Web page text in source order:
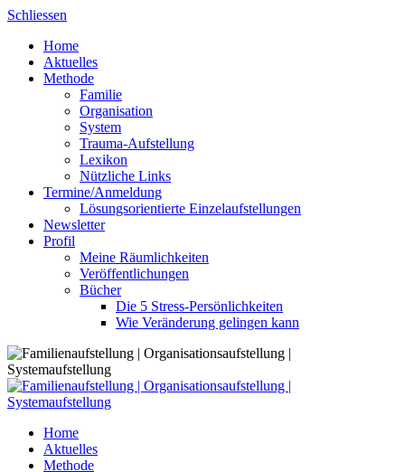
Skip
content
Schliessen
Home
Aktuelles
Methode
Familie
Organisation
System
Trauma-Aufstellung
Lexikon
Nützliche Links
Termine/Anmeldung
Lösungsorientierte Einzelaufstellungen
Newsletter
Profil
Meine Räumlichkeiten
Veröffentlichungen
Bücher
Die 5 Stress-Persönlichkeiten
Wie Veränderung gelingen kann
Home
Aktuelles
Methode